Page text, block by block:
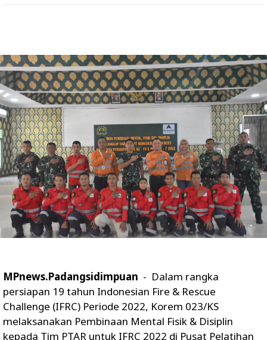
MPnews.Padangsidimpuan - Dalam rangka
persiapan 19 tahun Indonesian Fire & Rescue
Challenge (IFRC) Periode 2022, Korem 023/KS
melaksanakan Pembinaan Mental Fisik & Disiplin
kepada Tim PTAR untuk IFRC 2022 di Pusat Pelatihan